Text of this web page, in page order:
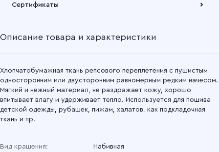
наших складов или через транспортную компанию на Ваш
Подробнее
Сертификаты
Описание товара и характеристики
Хлопчатобумажная ткань репсового переплетения с пушистым
односторонним или двусторонним равномерным редким начесом.
Мягкий и нежный материал, не раздражает кожу, хорошо
впитывает влагу и удерживает тепло. Используется для пошива
детской одежды, рубашек, пижам, халатов, как подкладочная
ткань и пр.
Вид крашения:
Набивная